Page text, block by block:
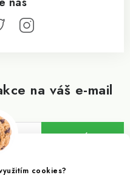
cookies?
na váš e-mail
ochrany osobních údajů